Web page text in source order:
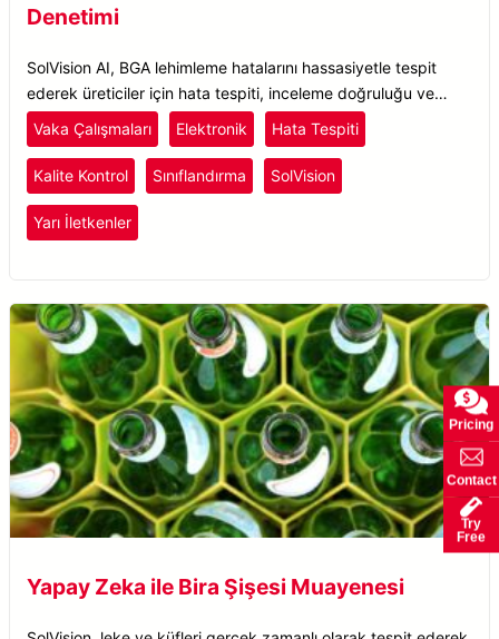
Denetimi
SolVision AI, BGA lehimleme hatalarını hassasiyetle tespit
ederek üreticiler için hata tespiti, inceleme doğruluğu ve
kalite güvencesini artırır.
Vaka Çalışmaları Elektronik Hata Tespiti
Kalite Kontrol Sınıflandırma SolVision
Yarı İletkenler
Yapay Zeka ile Bira Şişesi Muayenesi
Pricing
Contact
Try
Free